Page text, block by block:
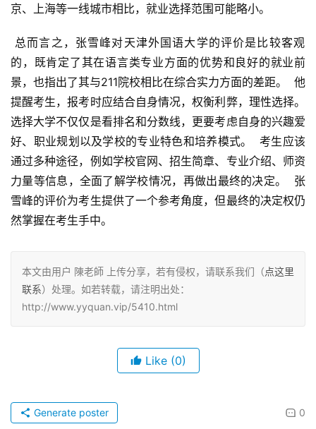
京、上海等一线城市相比，就业选择范围可能略小。
的，既肯定了其在语言类专业方面的优势和良好的就业前
景，也指出了其与211院校相比在综合实力方面的差距。  他
提醒考生，报考时应结合自身情况，权衡利弊，理性选择。
选择大学不仅仅是看排名和分数线，更要考虑自身的兴趣爱
好、职业规划以及学校的专业特色和培养模式。  考生应该
通过多种途径，例如学校官网、招生简章、专业介绍、师资
力量等信息，全面了解学校情况，再做出最终的决定。  张
雪峰的评价为考生提供了一个参考角度，但最终的决定权仍
然掌握在考生手中。
本文由用户 陳老師 上传分享，若有侵权，请联系我们（点这里
联系）处理。如若转载，请注明出处：
http://www.yyquan.vip/5410.html
Like (0)
0
Generate poster